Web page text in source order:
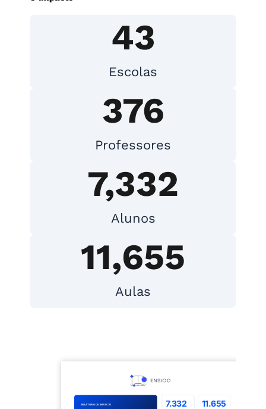
Escolas
43
Professores
376
Alunos
7,332
Aulas
11,655